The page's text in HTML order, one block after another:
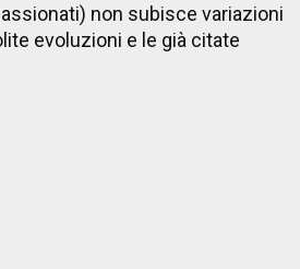
non subisce variazioni
evoluzioni e le già citate
7.400